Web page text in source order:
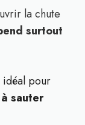
la chute
surtout
idéal pour
sauter